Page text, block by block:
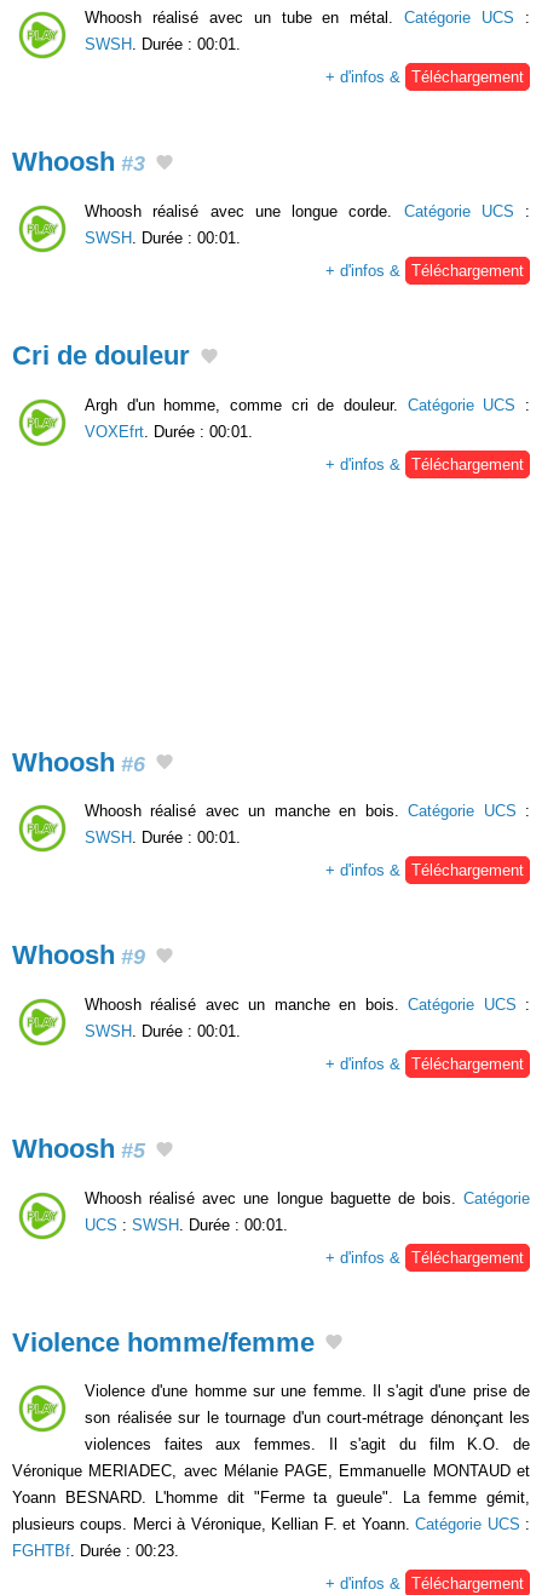
Whoosh réalisé avec un tube en métal.Catégorie UCS :
SWSH . Durée : 00:01.
+ d'infos & Téléchargement
Whoosh #3
Whoosh réalisé avec une longue corde. Catégorie UCS :
SWSH
. Durée : 00:01.
+ d'infos &
Téléchargement
Cri de douleur
Argh d'un homme, comme cri de douleur. Catégorie UCS :
VOXEfrt . Durée : 00:01.
+ d'infos &
Téléchargement
Whoosh #6
Whoosh réalisé avec un manche en bois.Catégorie UCS :
SWSH . Durée : 00:01.
+ d'infos & Téléchargement
Whoosh #9
Whoosh réalisé avec un manche en bois.Catégorie UCS :
SWSH
. Durée : 00:01.
+ d'infos &
Téléchargement
Whoosh #5
Whoosh réalisé avec une longue baguette de bois. Catégorie
UCS : SWSH . Durée : 00:01.
+ d'infos &
Téléchargement
Violence homme/femme
Violence d'une homme sur une femme. Il s'agit d'une prise de
son réalisée sur le tournage d'un court-métrage dénonçant les
violences faites aux femmes. Il s'agit du film K.O. de
Véronique MERIADEC, avec Mélanie PAGE, Emmanuelle MONTAUD et
Yoann BESNARD. L'homme dit "Ferme ta gueule". La femme gémit,
plusieurs coups. Merci à Véronique, Kellian F. et Yoann.Catégorie UCS :
FGHTBf. Durée : 00:23.
+ d'infos & Téléchargement